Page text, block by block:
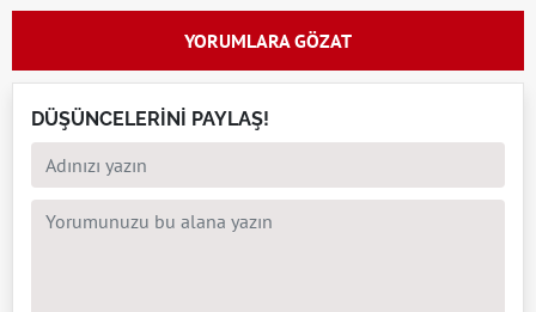
YORUMLARA GÖZAT
DÜŞÜNCELERİNİ PAYLAŞ!